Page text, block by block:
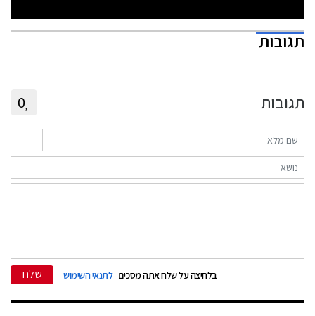
תגובות
תגובות 0
בלחיצה על שלח אתה מסכים לתנאי השימוש שלח